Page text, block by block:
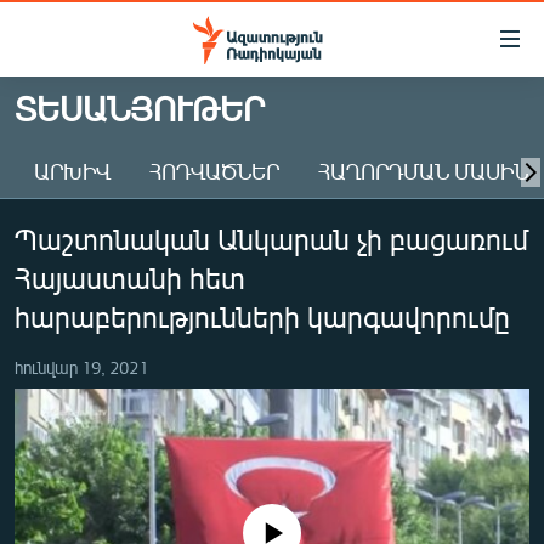
Մատչելիության
Անցնել
հիմնական
Անցնել
հիմնական
մենյուին
Որոնում
ԱԶԱՏՈՒԹՅՈՒՆ TV
ՀԱՅԱՍՏԱՆ
ԸՆՏՐՈՒԹՅՈՒՆՆԵՐ 2026
ԻՐԱՎՈՒՆՔ
ՏՆՏԵՍՈՒԹՅՈՒՆ
ՂԱՐԱԲԱՂ
ՊԱՏԵՐԱԶՄԻ 6 ՇԱԲԱԹՆԵՐԸ
ՏԱՐԱԾԱՇՐՋԱՆ
ՏԵՍԱՆՅՈՒԹԵՐ
ԱՐԽԻՎ ՀՈԴՎԱԾՆԵՐ ՀԱՂՈՐԴՄԱՆ ՄԱՍԻՆ
Պաշտոնական Անկարան չի բացառում
Հայաստանի հետ
հարաբերությունների կարգավորումը
հունվար 19, 2021
No media source currently available